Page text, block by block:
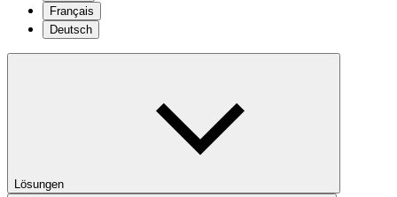
Français
Deutsch
Lösungen